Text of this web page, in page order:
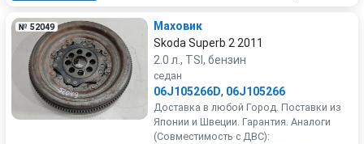
№ 52049
Маховик
Skoda Superb 2 2011
2.0 л., TSI, бензин
седан
06J105266D, 06J105266
Доставка в любой Город. Поставки из
Японии и Швеции. Гарантия. Аналоги
(Совместимость с ДВС):